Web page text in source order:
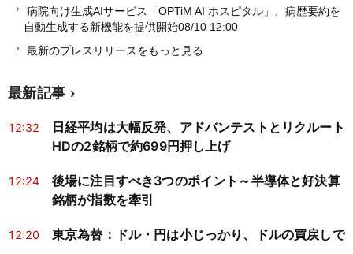
病院向け生成AIサービス「OPTiM AI ホスピタル」、病歴要約を
自動生成する新機能を提供開始08/10 12:00
最新のプレスリリースをもっと見る
最新記事
12:32
日経平均は大幅反発、アドバンテストとリクルート
HDの2銘柄で約699円押し上げ
12:24
後場に注目すべき3つのポイント～半導体と好決算
銘柄が指数を牽引
12:20 東京為替：ドル・円は小じっかり、ドルの買戻しで